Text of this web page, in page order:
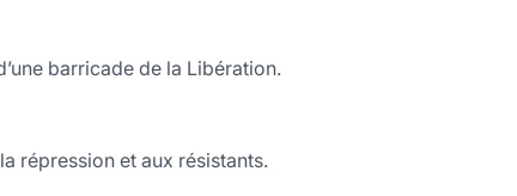
barricade de la Libération.
répression et aux résistants.